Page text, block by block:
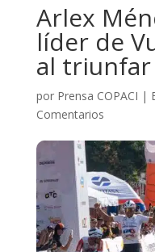
Arlex
líder de
al triunfar
por Prensa COPACI |
Comentarios